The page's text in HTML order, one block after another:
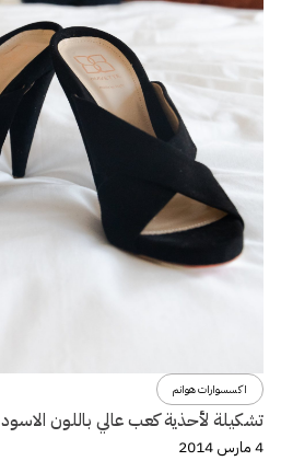
اكسسوارات هوانم
تشكيلة لأحذية كعب عالي باللون الاسود
4 مارس 2014